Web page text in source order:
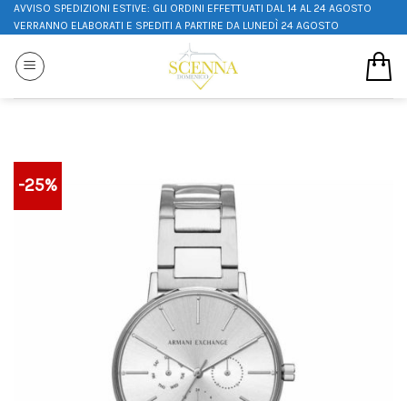
AVVISO SPEDIZIONI ESTIVE: GLI ORDINI EFFETTUATI DAL 14 AL 24 AGOSTO
VERRANNO ELABORATI E SPEDITI A PARTIRE DA LUNEDÌ 24 AGOSTO
-25%